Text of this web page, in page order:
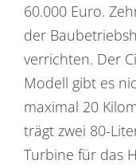
60.000 Euro.
der
verrichten. Der
Modell gibt es
maximal 20
trägt zwei 80-
Turbine für das